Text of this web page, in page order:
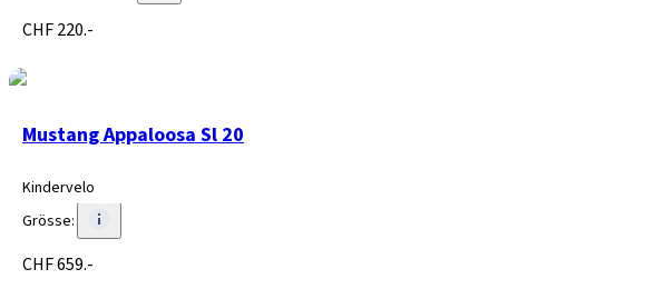
CHF 220.-
Mustang Appaloosa Sl 20
Kindervelo
Grösse:
CHF 659.-